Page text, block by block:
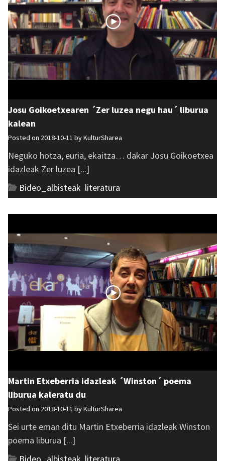
Josu Goikoetxearen ´Zer luzea negu hau´ liburua
kalean
Posted on 2018-10-11 byKulturSharea
Neguko hotza, euria, ekaitza… dakar Josu Goikoetxea
idazleak Zer luzea [...]
Bideo_albisteak literatura
Martin Etxeberria idazleak ´Winston´ poema
liburua kaleratu du
Posted on 2018-10-11 byKulturSharea
Sei urte eman ditu Martin Etxeberria idazleak Winston
poema liburua [...]